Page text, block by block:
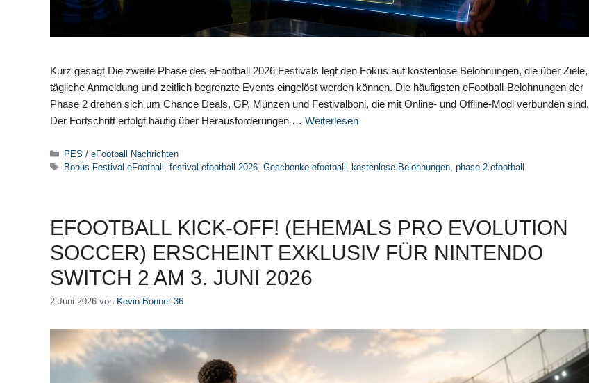
Kurz gesagt Die zweite Phase des eFootball 2026 Festivals legt den Fokus auf kostenlose Belohnungen, die über Ziele,
tägliche Anmeldung und zeitlich begrenzte Events eingelöst werden können. Die häufigsten eFootball-Belohnungen der
Phase 2 drehen sich um Chance Deals, GP, Münzen und Festivalboni, die mit Online- und Offline-Modi verbunden sind.
Der Fortschritt erfolgt häufig über Herausforderungen … Weiterlesen
Kategorien
PES / eFootball Nachrichten
Schlagwörter
Bonus-Festival eFootball ,festival efootball 2026 ,Geschenke efootball kostenlose Belohnungen ,phase 2 efootball
EFOOTBALL KICK-OFF! (EHEMALS PRO EVOLUTION
SOCCER) ERSCHEINT EXKLUSIV FÜR NINTENDO
SWITCH 2 AM 3. JUNI 2026
2 Juni 2026 von Kevin.Bonnet.36